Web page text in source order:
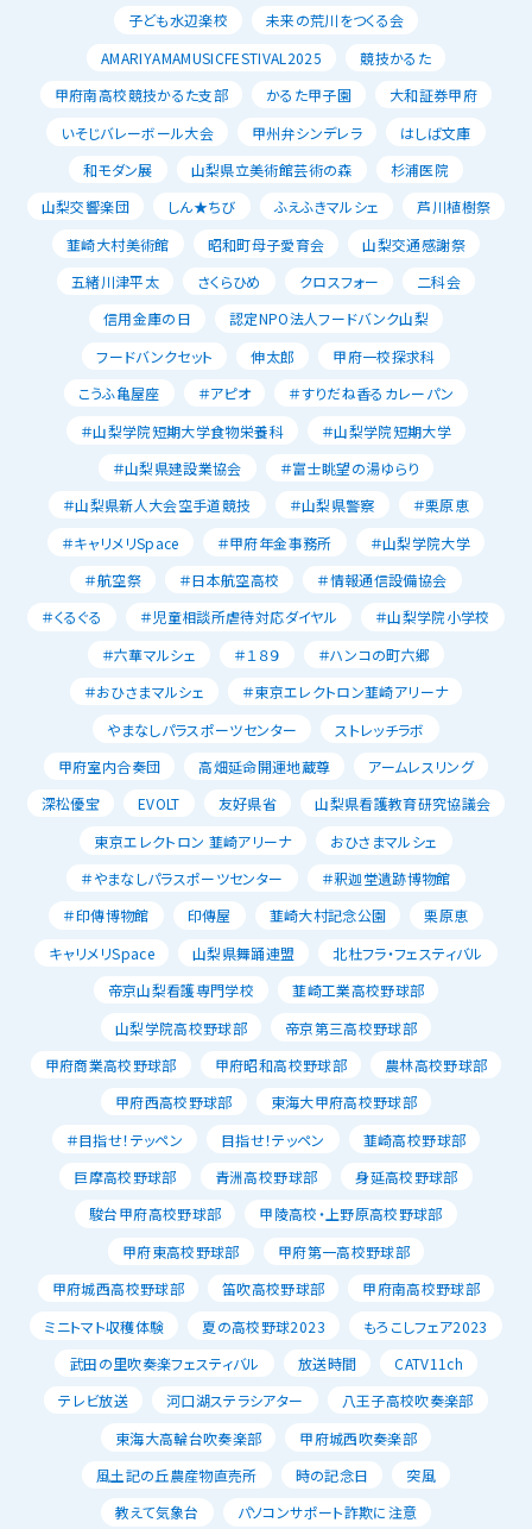
子ども水辺楽校
未来の荒川をつくる会
AMARIYAMAMUSICFESTIVAL2025
競技かるた
甲府南高校競技かるた支部
かるた甲子園
大和証券甲府
いそじバレーボール大会
甲州弁シンデレラ
はしば文庫
和モダン展
山梨県立美術館芸術の森
杉浦医院
山梨交響楽団
しん★ちび ふえふきマルシェ
芦川植樹祭
韮崎大村美術館
昭和町母子愛育会
山梨交通感謝祭
五緒川津平太
さくらひめ クロスフォー
二科会
信用金庫の日
認定NPO法人フードバンク山梨
フードバンクセット
伸太郎
甲府一校探求科
こうふ亀屋座
＃アピオ
＃すりだね香るカレーパン
＃山梨学院短期大学食物栄養科
＃山梨学院短期大学
＃山梨県建設業協会
＃富士眺望の湯ゆらり
＃山梨県新人大会空手道競技
＃山梨県警察
＃栗原恵
＃キャリメリSpace
＃甲府年金事務所
＃山梨学院大学
＃航空祭
＃日本航空高校
＃情報通信設備協会
＃くるぐる
＃児童相談所虐待対応ダイヤル
＃山梨学院小学校
＃六華マルシェ
＃１８９
＃ハンコの町六郷
＃おひさまマルシェ
＃東京エレクトロン韮崎アリーナ
やまなしパラスポーツセンター
ストレッチラボ
甲府室内合奏団
高畑延命開運地蔵尊
アームレスリング
深松優宝
EVOLT 友好県省
山梨県看護教育研究協議会
東京エレクトロン 韮崎アリーナ
おひさまマルシェ
＃やまなしパラスポーツセンター
＃釈迦堂遺跡博物館
＃印傳博物館
印傳屋 韮崎大村記念公園
栗原恵
キャリメリSpace
山梨県舞踊連盟
北杜フラ・フェスティバル
帝京山梨看護専門学校
韮崎工業高校野球部
山梨学院高校野球部
帝京第三高校野球部
甲府商業高校野球部
甲府昭和高校野球部
農林高校野球部
甲府西高校野球部
東海大甲府高校野球部
＃目指せ！テッペン
目指せ！テッペン
韮崎高校野球部
巨摩高校野球部
青洲高校野球部
身延高校野球部
駿台甲府高校野球部
甲陵高校・上野原高校野球部
甲府東高校野球部
甲府第一高校野球部
甲府城西高校野球部
笛吹高校野球部
甲府南高校野球部
ミニトマト収穫体験
夏の高校野球2023
もろこしフェア2023
武田の里吹奏楽フェスティバル
放送時間
CATV11ch
テレビ放送
河口湖ステラシアター
八王子高校吹奏楽部
東海大高輪台吹奏楽部
甲府城西吹奏楽部
風土記の丘農産物直売所
時の記念日
突風
教えて気象台
パソコンサポート詐欺に注意